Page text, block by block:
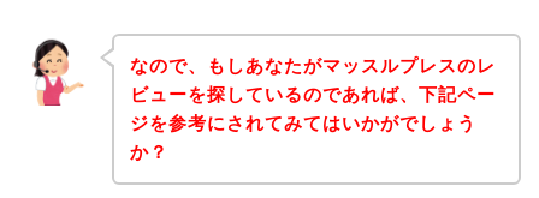
なので、もしあなたがマッスルプレスのレ
ビューを探しているのであれば、下記ペー
ジを参考にされてみてはいかがでしょう
か？